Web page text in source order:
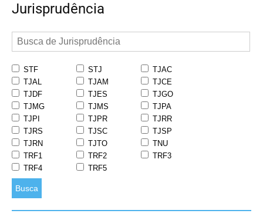
Jurisprudência
STF STJ
TJAC
TJAL
TJAM
TJCE
TJDF
TJES
TJGO
TJMG
TJMS
TJPA
TJPI
TJPR
TJRR
TJRS
TJSC
TJSP
TJRN
TJTO
TNU
TRF1
TRF2
TRF3
TRF4
TRF5
Busca